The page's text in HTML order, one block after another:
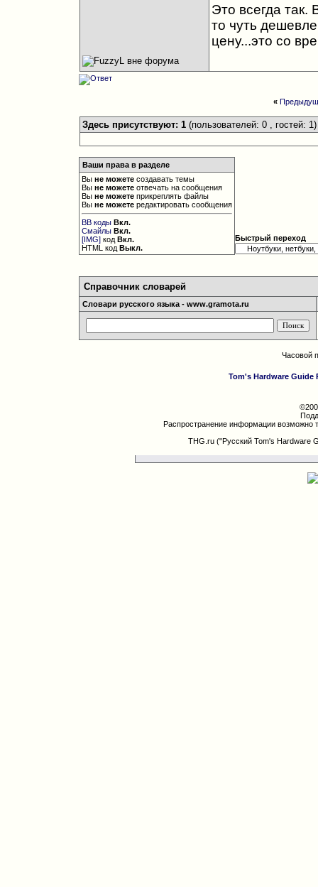
Это всегда так.
то чуть
цену...это со
«
Здесь присутствуют: 1 (пользователей: 0 , гостей: 1)
Ваши права в разделе
Выне можете создавать темы
Выне можете отвечать на сообщения
Выне можете прикреплять файлы
Выне можете редактировать сообщения
BB коды Вкл.
Смайлы Вкл.
[IMG] кодВкл.
HTML кодВыкл.
Быстрый переход
Справочник словарей
Словари русского языка - www.gramota.ru
Часовой
Tom's Hardware Guide
Распространение информации возможно
THG.ru ("Русский Tom's Hardware